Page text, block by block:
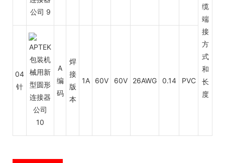
缆
端
接
方
式
和
长
度
04
针
A
编
码
焊
接
版
本
1A 60V 60V 26AWG 0.14 PVC